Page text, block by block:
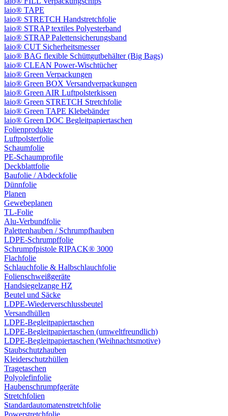
laio® TAPE
laio® STRETCH Handstretchfolie
laio® STRAP textiles Polyesterband
laio® STRAP Palettensicherungsband
laio® CUT Sicherheitsmesser
laio® BAG flexible Schüttgutbehälter (Big Bags)
laio® CLEAN Power-Wischtücher
laio® Green Verpackungen
laio® Green BOX Versandverpackungen
laio® Green AIR Luftpolsterkissen
laio® Green STRETCH Stretchfolie
laio® Green TAPE Klebebänder
laio® Green DOC Begleitpapiertaschen
Folienprodukte
Luftpolsterfolie
Schaumfolie
PE-Schaumprofile
Deckblattfolie
Baufolie / Abdeckfolie
Dünnfolie
Planen
Gewebeplanen
TL-Folie
Alu-Verbundfolie
Palettenhauben / Schrumpfhauben
LDPE-Schrumpffolie
Schrumpfpistole RIPACK® 3000
Flachfolie
Schlauchfolie & Halbschlauchfolie
Folienschweißgeräte
Handsiegelzange HZ
Beutel und Säcke
LDPE-Wiederverschlussbeutel
Versandhüllen
LDPE-Begleitpapiertaschen
LDPE-Begleitpapiertaschen (umweltfreundlich)
LDPE-Begleitpapiertaschen (Weihnachtsmotive)
Staubschutzhauben
Kleiderschutzhüllen
Tragetaschen
Polyolefinfolie
Haubenschrumpfgeräte
Stretchfolien
Standardautomatenstretchfolie
Powerstretchfolie